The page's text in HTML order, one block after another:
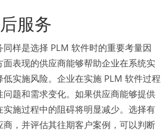
服务
样是选择 PLM 软件时的重要考量因
表现的供应商能够帮助企业在系统实
实施风险。企业在实施 PLM 软件过程
题和需求变化。如果供应商能够提供
施过程中的阻碍将明显减少。选择有
，并评估其往期客户案例，可以判断